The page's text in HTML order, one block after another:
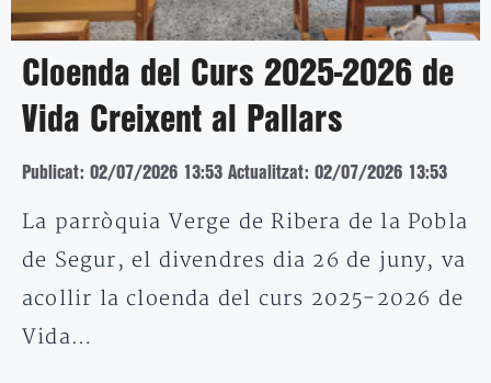
Cloenda del Curs 2025-2026 de
Vida Creixent al Pallars
Publicat: 02/07/2026 13:53 Actualitzat: 02/07/2026 13:53
La parròquia Verge de Ribera de la Pobla
de Segur, el divendres dia 26 de juny, va
acollir la cloenda del curs 2025-2026 de
Vida…